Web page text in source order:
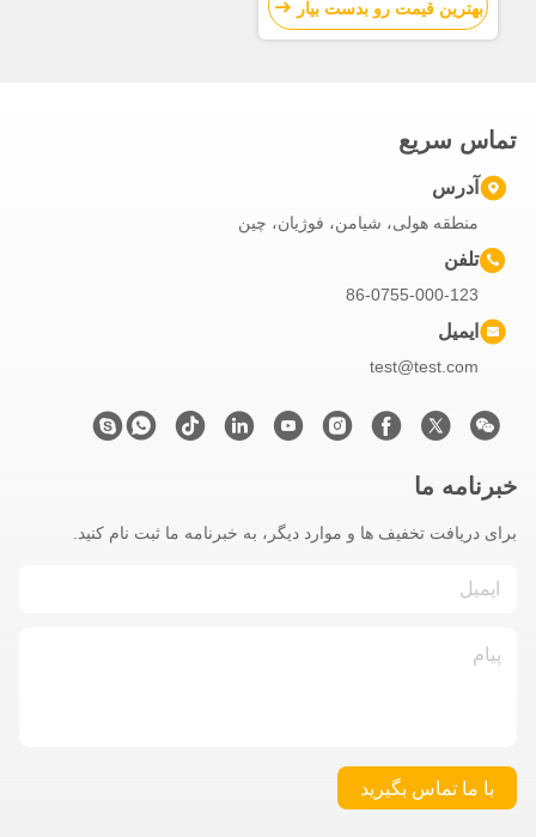
بهترین قیمت رو بدست بیار
تماس سریع
آدرس
منطقه هولی، شیامن، فوژیان، چین
تلفن
86-0755-000-123
ایمیل
test@test.com
خبرنامه ما
برای دریافت تخفیف ها و موارد دیگر، به خبرنامه ما ثبت نام کنید.
با ما تماس بگیرید